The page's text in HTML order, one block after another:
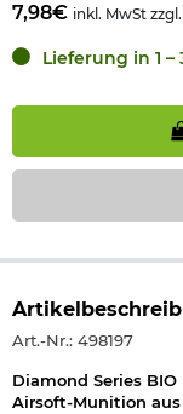
7,98€ inkl. MwSt zzgl.
Lieferung in 1
Art.-Nr.: 498197
Diamond Series
Airsoft-Munition aus